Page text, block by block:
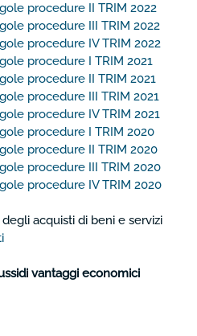
procedure II TRIM 2022
procedure III TRIM 2022
procedure IV TRIM 2022
procedure I TRIM 2021
procedure II TRIM 2021
procedure III TRIM 2021
procedure IV TRIM 2021
procedure I TRIM 2020
procedure II TRIM 2020
procedure III TRIM 2020
procedure IV TRIM 2020
acquisti di beni e servizi
vantaggi economici